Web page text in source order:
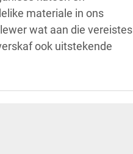
materiale in ons
wat aan die vereistes
ook uitstekende